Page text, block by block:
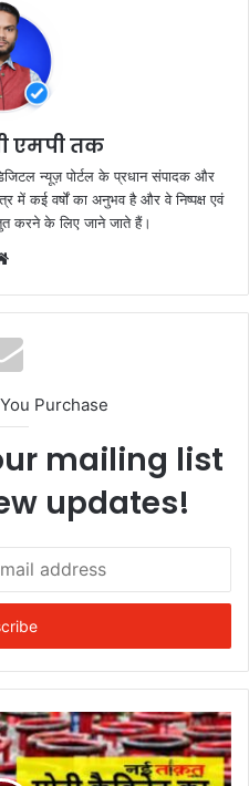
एमपी तक
न्यूज़ पोर्टल के प्रधान संपादक और
में कई वर्षों का अनुभव है और वे निष्पक्ष एवं
करने के लिए जाने जाते हैं।
Purchase
mailing list
updates!